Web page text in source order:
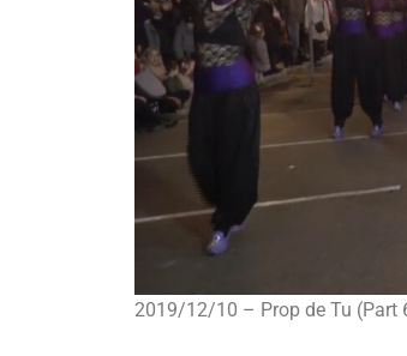
2019/12/10 – Prop de Tu (Part